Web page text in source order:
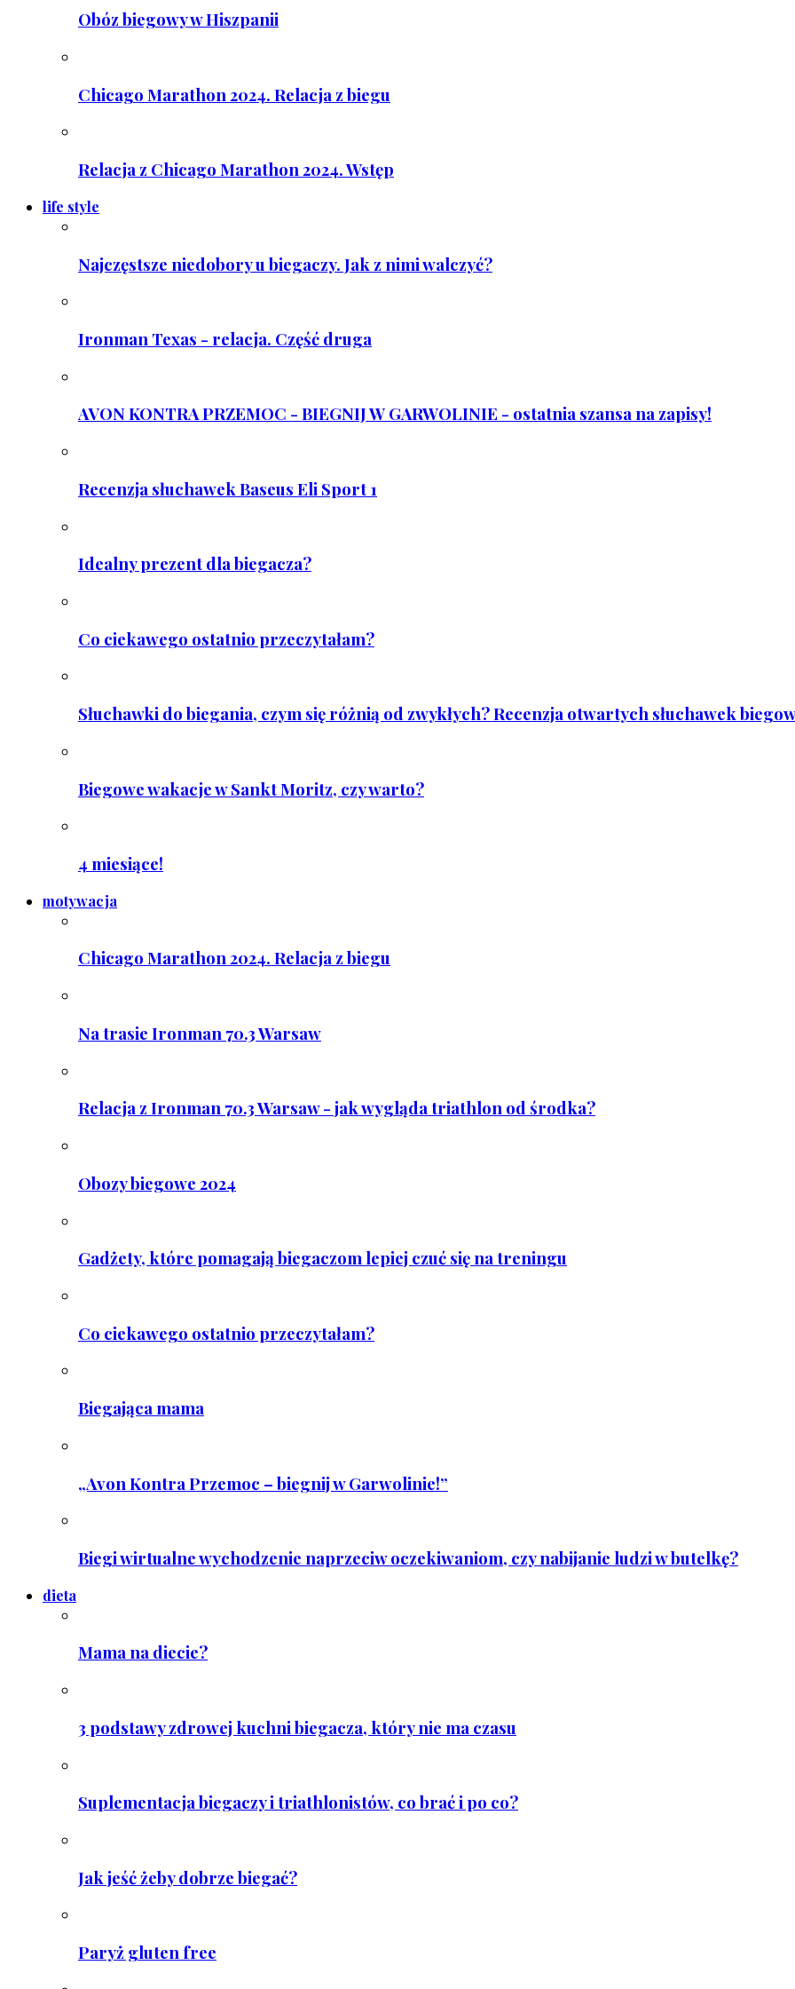
Obóz biegowy w Hiszpanii
Chicago Marathon 2024. Relacja z biegu
Relacja z Chicago Marathon 2024. Wstęp
life style
Najczęstsze niedobory u biegaczy. Jak z nimi walczyć?
Ironman Texas - relacja. Część druga
AVON KONTRA PRZEMOC - BIEGNIJ W GARWOLINIE - ostatnia szansa na zapisy!
Recenzja słuchawek Baseus Eli Sport 1
Idealny prezent dla biegacza?
Co ciekawego ostatnio przeczytałam?
Słuchawki do biegania, czym się różnią od zwykłych? Recenzja otwartych słuchawek
Biegowe wakacje w Sankt Moritz, czy warto?
4 miesiące!
motywacja
Chicago Marathon 2024. Relacja z biegu
Na trasie Ironman 70.3 Warsaw
Relacja z Ironman 70.3 Warsaw - jak wygląda triathlon od środka?
Obozy biegowe 2024
Gadżety, które pomagają biegaczom lepiej czuć się na treningu
Co ciekawego ostatnio przeczytałam?
Biegająca mama
„Avon Kontra Przemoc – biegnij w Garwolinie!”
Biegi wirtualne wychodzenie naprzeciw oczekiwaniom, czy nabijanie ludzi w butelkę?
dieta
Mama na diecie?
3 podstawy zdrowej kuchni biegacza, który nie ma czasu
Suplementacja biegaczy i triathlonistów, co brać i po co?
Jak jeść żeby dobrze biegać?
Paryż gluten free